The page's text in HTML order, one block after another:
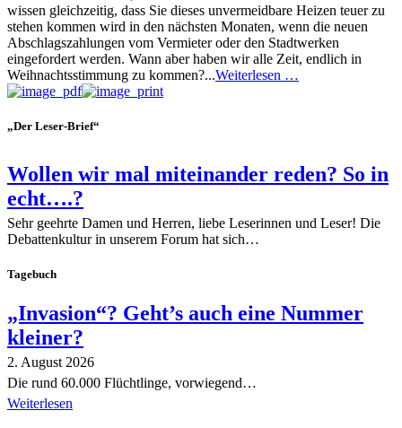
wissen gleichzeitig, dass Sie dieses unvermeidbare Heizen teuer zu
stehen kommen wird in den nächsten Monaten, wenn die neuen
Abschlagszahlungen vom Vermieter oder den Stadtwerken
eingefordert werden. Wann aber haben wir alle Zeit, endlich in
Weihnachtsstimmung zu kommen?...Weiterlesen …
„Der Leser-Brief“
Wollen wir mal miteinander reden? So in
echt….?
Sehr geehrte Damen und Herren, liebe Leserinnen und Leser! Die
Debattenkultur in unserem Forum hat sich…
Tagebuch
„Invasion“? Geht’s auch eine Nummer
kleiner?
2. August 2026
Die rund 60.000 Flüchtlinge, vorwiegend…
Weiterlesen